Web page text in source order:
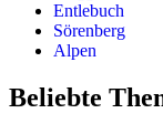
Entlebuch
Sörenberg
Alpen
Beliebte